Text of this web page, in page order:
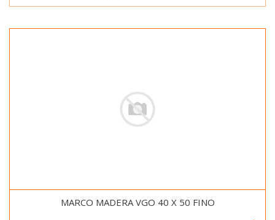
MARCO MADERA VGO 40 X 50 FINO